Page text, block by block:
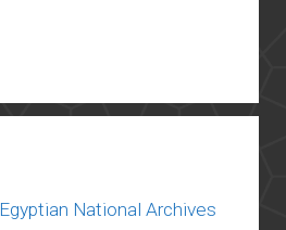
Egyptian National Archives